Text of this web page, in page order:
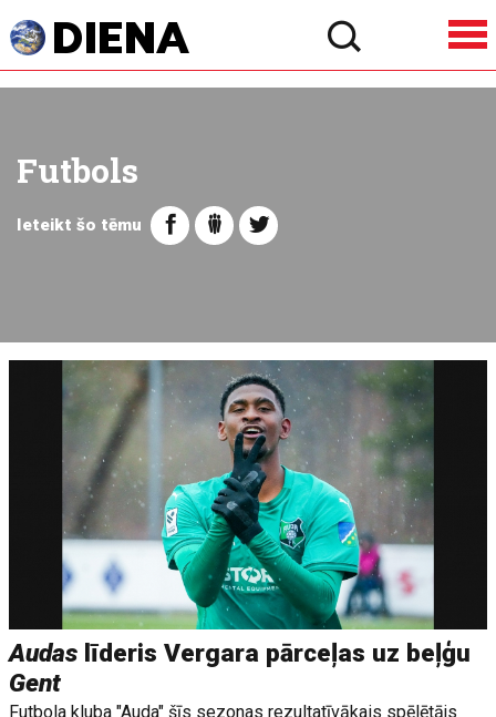
Futbols
Ieteikt šo tēmu
Audas līderis Vergara pārceļas uz beļģu
Gent
Futbola kluba "Auda" šīs sezonas rezultatīvākais spēlētājs